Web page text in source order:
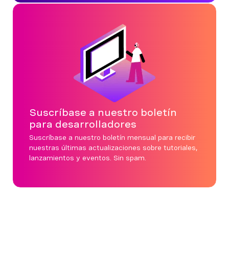
Suscríbase a nuestro boletín
para desarrolladores
Suscríbase a nuestro boletín mensual para recibir
nuestras últimas actualizaciones sobre tutoriales,
lanzamientos y eventos. Sin spam.